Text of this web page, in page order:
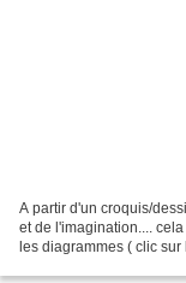
A partir d'un croquis/
et de l'imagination....
les diagrammes ( clic